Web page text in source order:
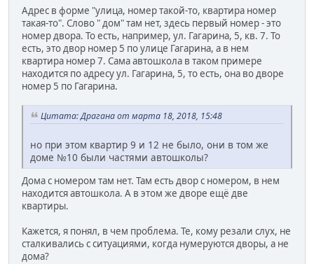
Адрес в форме "улица, номер такой-то, квартира номер
такая-то". Слово " дом" там нет, здесь первый номер - это
номер двора. То есть, например, ул. Гагарина, 5, кв. 7. То
есть, это двор номер 5 по улице Гагарина, а в нем
квартира номер 7. Сама автошкола в таком примере
находится по адресу ул. Гагарина, 5, то есть, она во дворе
номер 5 по Гагарина.
Цитата: Драгана от марта 18, 2018, 15:48
но при этом квартир 9 и 12 не было, они в том же
доме №10 были частями автошколы?
Дома с номером там нет. Там есть двор с номером, в нем
находится автошкола. А в этом же дворе ещё две
квартиры.
Кажется, я понял, в чем проблема. Те, кому резали слух, не
сталкивались с ситуациями, когда нумеруются дворы, а не
дома?